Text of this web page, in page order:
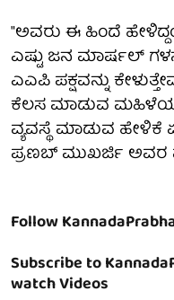
"ಅವರು ಈ ಹಿಂದೆ
ಎಷ್ಟು ಜನ ಮಾರ್ಷಲ್
ಎಎಪಿ ಪಕ್ಷವನ್ನು
ಕೆಲಸ ಮಾಡುವ
ವ್ಯವಸ್ಥೆ ಮಾಡುವ ಹೇಳಿಕೆ
ಪ್ರಣಬ್ ಮುಖರ್ಜಿ ಅವರ
Follow
Subscribe to
watch Videos